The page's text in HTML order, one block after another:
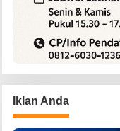
Iklan Anda